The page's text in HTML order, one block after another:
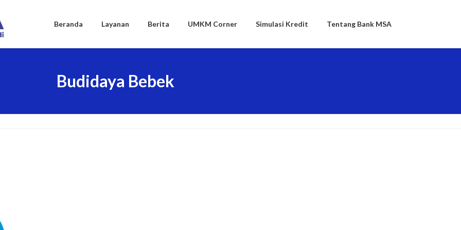
Beranda Layanan Berita UMKM Corner Simulasi Kredit Tentang Bank MSA
Budidaya Bebek